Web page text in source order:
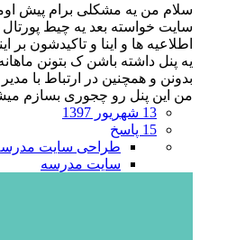
سلام من یه مشکلی برام پیش
سایت خواسته بعد یه چیط
اطلاعیه ها و اینا و تاکیدشون بر
یه پنل داشته باشن ک بتونن
بدونن و همچنین در ارتباط با
من این پنل رو چجوری بسازم
13 شهریور 1397
15 پاسخ
طراحی سایت
سایت مدرسه